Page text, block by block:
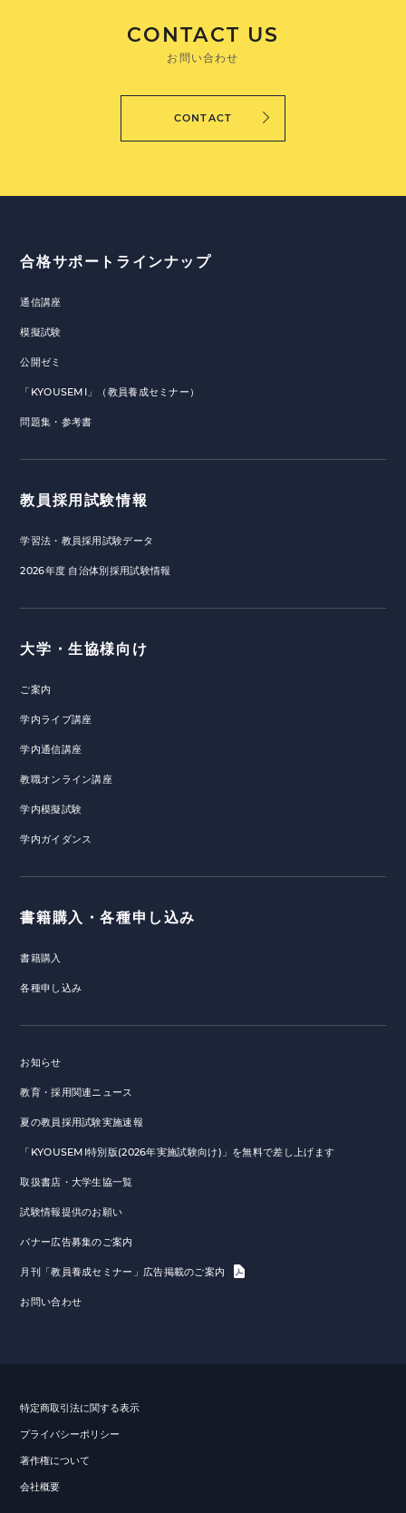
CONTACT US
お問い合わせ
CONTACT
合格サポートラインナップ
通信講座
模擬試験
公開ゼミ
「KYOUSEMI」（教員養成セミナー）
問題集・参考書
教員採用試験情報
学習法・教員採用試験データ
2026年度 自治体別採用試験情報
大学・生協様向け
ご案内
学内ライブ講座
学内通信講座
教職オンライン講座
学内模擬試験
学内ガイダンス
書籍購入・各種申し込み
書籍購入
各種申し込み
お知らせ
教育・採用関連ニュース
夏の教員採用試験実施速報
「KYOUSEMI特別版(2026年実施試験向け)」を無料で差し上げます
取扱書店・大学生協一覧
試験情報提供のお願い
バナー広告募集のご案内
月刊「教員養成セミナー」広告掲載のご案内
お問い合わせ
特定商取引法に関する表示
プライバシーポリシー
著作権について
会社概要